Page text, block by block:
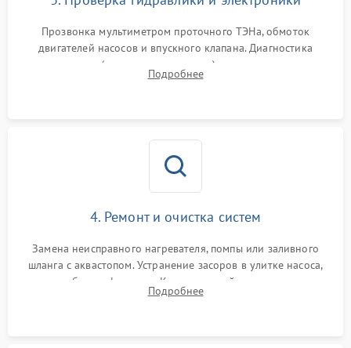
Прозвонка мультиметром проточного ТЭНа, обмоток
двигателей насосов и впускного клапана. Диагностика
прессостата (датчика уровня воды), датчика мутности,
концевика дверцы и электронного модуля управления.
Подробнее
4. Ремонт и очистка систем
Замена неисправного нагревателя, помпы или заливного
шланга с аквастопом. Устранение засоров в улитке насоса,
патрубках и фильтрах. Компонентный ремонт платы
управления, восстановление поврежденной проводки.
Подробнее